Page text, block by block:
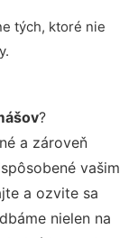
tých, ktoré nie
?
a zároveň
vašim
a ozvite sa
nielen na